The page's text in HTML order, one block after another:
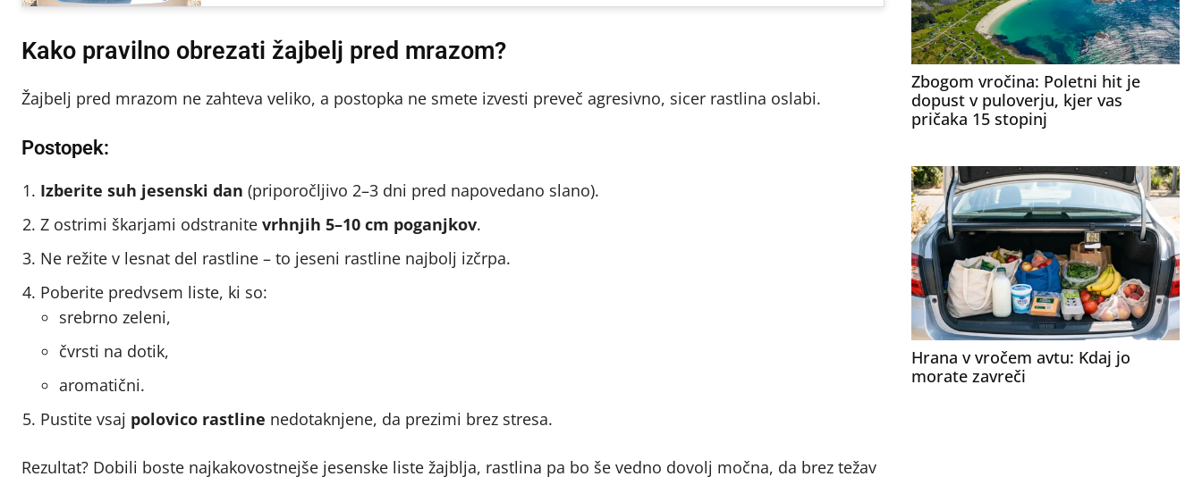
Kako pravilno obrezati žajbelj pred mrazom?
Žajbelj pred mrazom ne zahteva veliko, a postopka ne smete izvesti preveč agresivno, sicer rastlina oslabi.
Postopek:
Izberite suh jesenski dan (priporočljivo 2–3 dni pred napovedano slano).
Z ostrimi škarjami odstranite vrhnjih 5–10 cm poganjkov.
Ne režite v lesnat del rastline – to jeseni rastline najbolj izčrpa.
Poberite predvsem liste, ki so:
srebrno zeleni,
čvrsti na dotik,
aromatični.
Pustite vsaj polovico rastline nedotaknjene, da prezimi brez stresa.
Rezultat? Dobili boste najkakovostnejše jesenske liste žajblja, rastlina pa bo še vedno dovolj močna, da brez težav
Zbogom vročina: Poletni hit je
dopust v puloverju, kjer vas
pričaka 15 stopinj
Hrana v vročem avtu: Kdaj jo
morate zavreči